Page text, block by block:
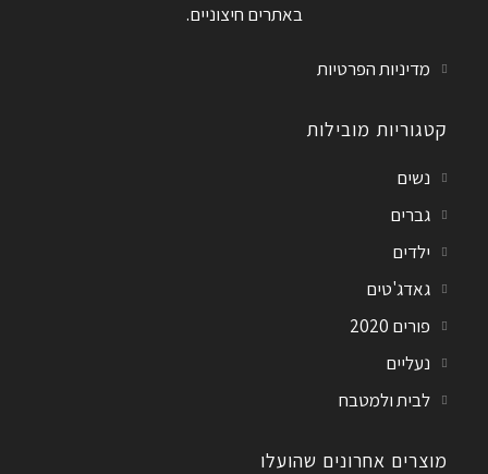
באתרים חיצוניים.
מדיניות הפרטיות
קטגוריות מובילות
נשים
גברים
ילדים
גאדג'טים
פורים 2020
נעליים
לבית ולמטבח
מוצרים אחרונים שהועלו